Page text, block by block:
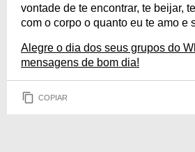
vontade de te encontrar, te beijar,
com o corpo o quanto eu te amo e
Alegre o dia dos seus grupos do
mensagens de bom dia!
COPIAR